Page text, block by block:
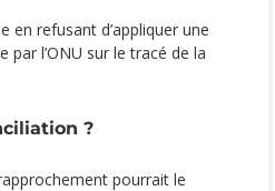
en refusant d’appliquer une
par l’ONU sur le tracé de la
?
pourrait le